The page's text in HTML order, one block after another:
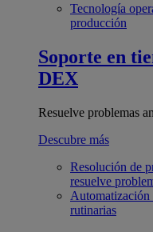
Tecnología
producción
Soporte en
DEX
Resuelve problemas
Descubre más
Resolución de
resuelve
Automatización
rutinarias